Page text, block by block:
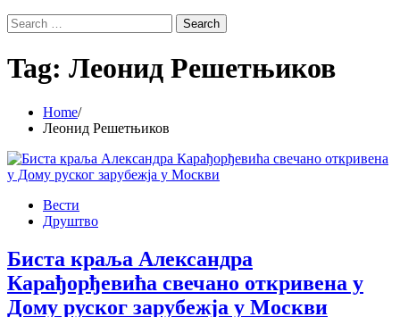
Search
for:
Tag: Леонид Решетњиков
Home
Леонид Решетњиков
Вести
Друштво
Биста краља Александра
Карађорђевића свечано откривена у
Дому руског зарубежја у Москви